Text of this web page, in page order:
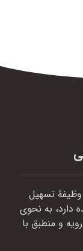
وظیفهٔ تسهیل
دارد، به نحوی
و منطبق با